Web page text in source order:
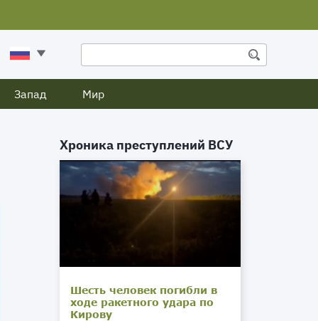
Запад Мир
Хроника преступлений ВСУ
Шесть человек погибли в
ходе ракетного удара по
Кирову